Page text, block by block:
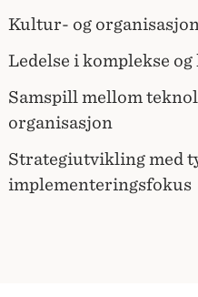
Kultur- og
Ledelse i komplekse
Samspill mellom
organisasjon
Strategiutvikling med
implementeringsfokus